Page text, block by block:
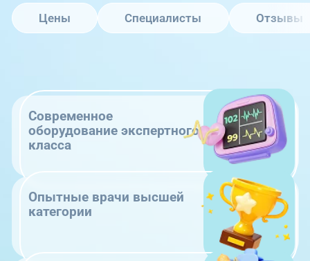
Цены Специалисты Отзывы
Современное
оборудование экспертного
класса
Опытные врачи высшей
категории